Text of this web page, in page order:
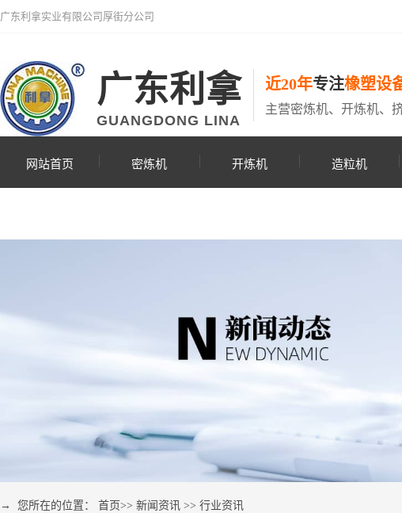
广东利拿实业有限公司厚街分公司
广东利拿
GUANGDONG LINA
近20年专注橡塑设
主营密炼机、开炼机、
网站首页 密炼机 开炼机 造粒机
→ 您所在的位置： 首页>> 新闻资讯 >> 行业资讯